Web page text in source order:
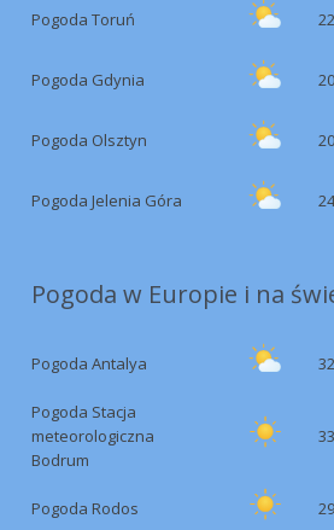
Pogoda Toruń
Pogoda Gdynia
Pogoda Olsztyn
Pogoda Jelenia Góra
Pogoda w Europie i na
Pogoda Antalya
Pogoda Stacja
meteorologiczna
Bodrum
Pogoda Rodos